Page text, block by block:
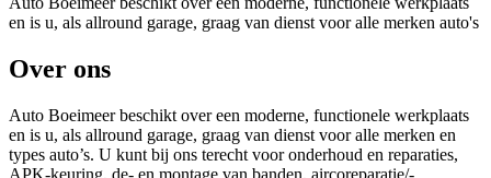
en is u, als allround garage, graag van dienst voor alle merken auto's
Over ons
Auto Boeimeer beschikt over een moderne, functionele werkplaats
en is u, als allround garage, graag van dienst voor alle merken en
types auto’s. U kunt bij ons terecht voor onderhoud en reparaties,